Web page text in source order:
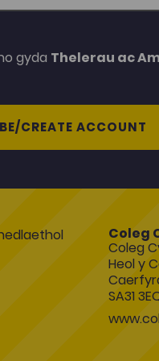
gyda Thelerau ac
CREATE ACCOUNT
Coleg
Coleg
Heol y
SA31